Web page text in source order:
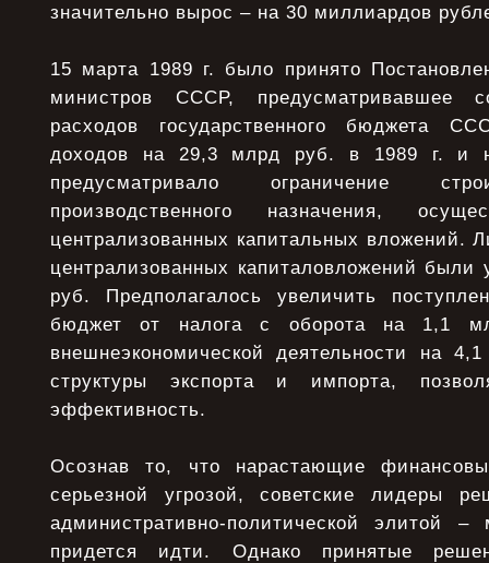
значительно вырос – на 30 миллиардов
15 марта 1989 г. было принято
министров СССР, предусматривавшее
расходов государственного бюджета
доходов на 29,3 млрд руб. в 1989 г. и
предусматривало ограничение
производственного назначения,
централизованных капитальных вложений.
централизованных капиталовложений
руб. Предполагалось увеличить
бюджет от налога с оборота на 1,1
внешнеэкономической деятельности на
структуры экспорта и импорта,
эффективность.
Осознав то, что нарастающие
серьезной угрозой, советские лидеры
административно-политической элитой
придется идти. Однако принятые